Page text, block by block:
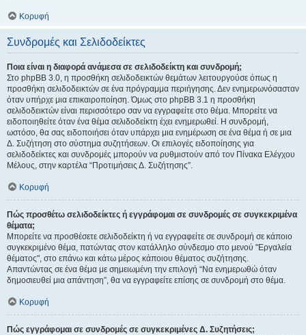
Κορυφή
Συνδρομές και Σελιδοδείκτες
Ποια είναι η διαφορά ανάμεσα σε σελιδοδείκτη και συνδρομή;
Στο phpBB 3.0, η προσθήκη σελιδοδεικτών θεμάτων λειτουργούσε όπως η
προσθήκη σελιδοδεικτών σε ένα πρόγραμμα περιήγησης. Δεν ενημερωνόσασταν
όταν υπήρχε μια επικαιροποίηση. Όμως στο phpBB 3.1 η προσθήκη
σελιδοδεικτών είναι περισσότερο σαν να εγγραφείτε στο θέμα. Μπορείτε να
ειδοποιηθείτε όταν ένα θέμα σελιδοδείκτη έχει ενημερωθεί. Η συνδρομή,
ωστόσο, θα σας ειδοποιήσει όταν υπάρχει μια ενημέρωση σε ένα θέμα ή σε μια
Δ. Συζήτηση στο σύστημα συζητήσεων. Οι επιλογές ειδοποίησης για
σελιδοδείκτες και συνδρομές μπορούν να ρυθμιστούν από τον Πίνακα Ελέγχου
Μέλους, στην καρτέλα “Προτιμήσεις Δ. Συζήτησης”.
Κορυφή
Πώς προσθέτω σελιδοδείκτες ή εγγράφομαι σε συνδρομές σε συγκεκριμένα
θέματα;
Μπορείτε να προσθέσετε σελιδοδείκτη ή να εγγραφείτε σε συνδρομή σε κάποιο
συγκεκριμένο θέμα, πατώντας στον κατάλληλο σύνδεσμο στο μενού "Εργαλεία
θέματος", στο επάνω και κάτω μέρος κάποιου θέματος συζήτησης.
Απαντώντας σε ένα θέμα με σημειωμένη την επιλογή “Να ενημερωθώ όταν
δημοσιευθεί μια απάντηση”, θα να εγγραφείτε επίσης σε συνδρομή στο θέμα.
Κορυφή
Πώς εγγράφομαι σε συνδρομές σε συγκεκριμένες Δ. Συζητήσεις;